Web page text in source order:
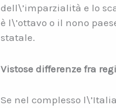
dell\’imparzialità e lo
è l\’ottavo o il nono
statale.
Vistose differenze fra
Se nel complesso